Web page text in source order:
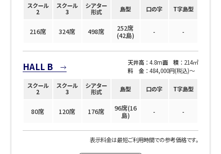
スクール
2
スクール
3
シアター
形式
島型 口の字 T字島型
216席 324席 498席 252席
(42島) - -
HALL B 天井高 ：4.8m面 積 ：214㎡
料 金 ：484,000円(税込)〜
スクール
2
スクール
3
シアター
形式
島型 口の字 T字島型
80席 120席 176席 96席(16
島) - -
表示料金は最短ご利用時間での参考価格です。
人数／レイアウト※複数選択可能
スクール
2名掛け
スクール
シアター
形式
島型 T字島型